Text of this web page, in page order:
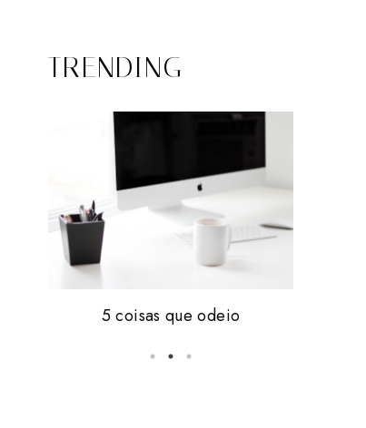
TRENDING
vale tudo.
5 coisas que odeio
Friday, i'm in love #16